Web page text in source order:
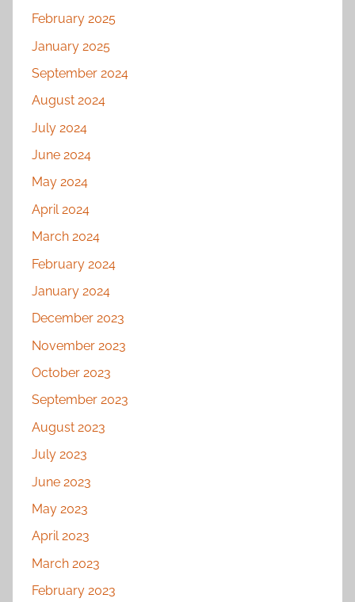
February 2025
January 2025
September 2024
August 2024
July 2024
June 2024
May 2024
April 2024
March 2024
February 2024
January 2024
December 2023
November 2023
October 2023
September 2023
August 2023
July 2023
June 2023
May 2023
April 2023
March 2023
February 2023